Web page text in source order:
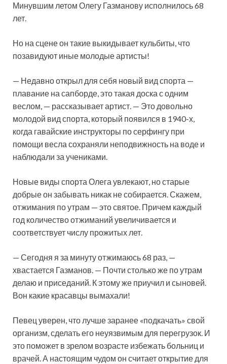
Минувшим летом Олегу Газманову исполнилось 68
лет.
Но на сцене он такие выкидывает кульбиты, что
позавидуют иные молодые артисты!
— Недавно открыл для себя новый вид спорта —
плавание на сапборде, это такая доска с одним
веслом, — рассказывает артист. — Это довольно
молодой вид спорта, который появился в 1940-х,
когда гавайские инструкторы по серфингу при
помощи весла сохраняли неподвижность на воде и
наблюдали за учениками.
Новые виды спорта Олега увлекают, но старые
добрые он забывать никак не собирается. Скажем,
отжимания по утрам — это святое. Причем каждый
год количество отжиманий увеличивается и
соответствует числу прожитых лет.
— Сегодня я за минуту отжимаюсь 68 раз, —
хвастается Газманов. — Почти столько же по утрам
делаю и приседаний. К этому же приучил и сыновей.
Вон какие красавцы вымахали!
Певец уверен, что лучше заранее «подкачать» свой
организм, сделать его неуязвимым для перегрузок. И
это поможет в зрелом возрасте избежать больниц и
врачей. А настоящим чудом он считает открытие для